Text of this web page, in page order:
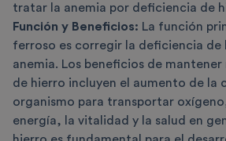
tratar la anemia por deficiencia de
Función y Beneficios: La función
ferroso es corregir la deficiencia de
anemia. Los beneficios de
de hierro incluyen el aumento de la
organismo para transportar
energía, la vitalidad y la salud en